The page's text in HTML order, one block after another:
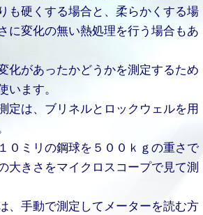
も硬くする場合と、柔らかくする場
に変化の無い熱処理を行う場合もあ
化があったかどうかを測定するため
ます。
定は、ブリネルとロックウェルを用
０ミリの鋼球を５００ｋｇの重さで
大きさをマイクロスコープで見て測
、手動で測定してメーターを読む方